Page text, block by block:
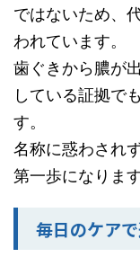
ではないため、
われています。
歯ぐきから膿が
している証拠で
す。
名称に惑わされ
第一歩になります
毎日のケア